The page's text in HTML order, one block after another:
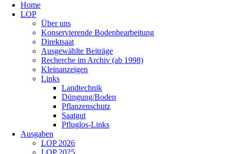
überspringen
Home
LOP
Über uns
Konservierende Bodenbearbeitung
Direktsaat
Ausgewählte Beiträge
Recherche im Archiv (ab 1998)
Kleinanzeigen
Links
Landtechnik
Düngung/Boden
Pflanzenschutz
Saatgut
Pfluglos-Links
Ausgaben
LOP 2026
LOP 2025